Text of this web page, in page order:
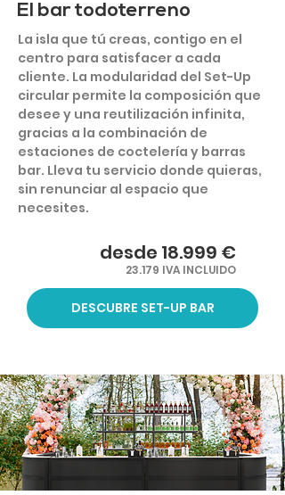
El bar todoterreno
La isla que tú creas, contigo en el
centro para satisfacer a cada
cliente. La modularidad del Set-Up
circular permite la composición que
desee y una reutilización infinita,
gracias a la combinación de
estaciones de coctelería y barras
bar. Lleva tu servicio donde quieras,
sin renunciar al espacio que
necesites.
desde 18.999 €
23.179 IVA INCLUIDO
DESCUBRE SET-UP BAR